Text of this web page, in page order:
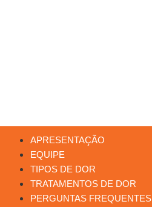
APRESENTAÇÃO
EQUIPE
TIPOS DE DOR
TRATAMENTOS DE DOR
PERGUNTAS FREQUENTES